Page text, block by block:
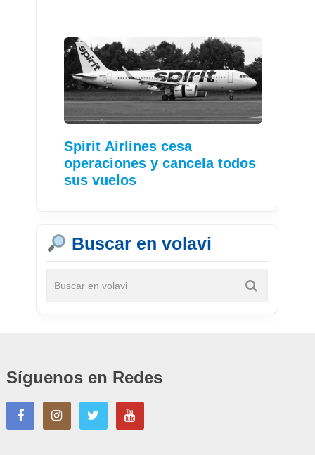
Spirit Airlines cesa
operaciones y cancela todos
sus vuelos
Buscar en volavi
Síguenos en Redes